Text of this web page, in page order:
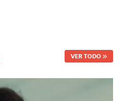
VER TODO